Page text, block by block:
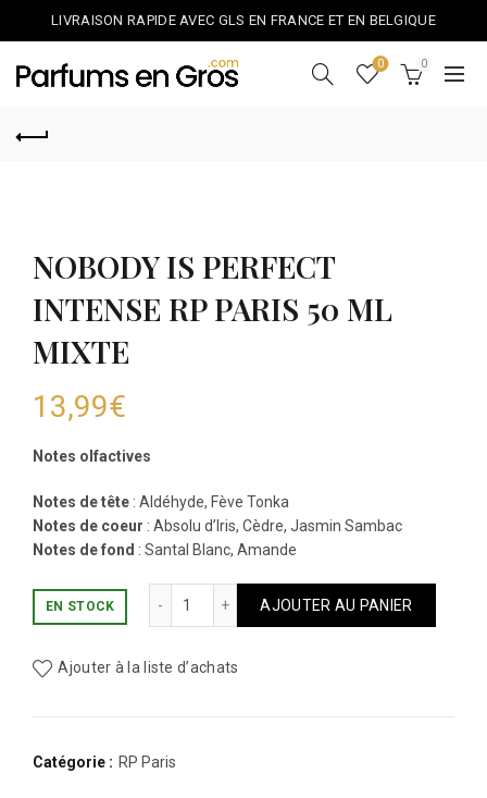
LIVRAISON RAPIDE AVEC GLS EN FRANCE ET EN BELGIQUE
0 0
NOBODY IS PERFECT
INTENSE RP PARIS 50 ML
MIXTE
13,99€
Notes olfactives
Notes de tête : Aldéhyde, Fève Tonka
Notes de coeur : Absolu d’Iris, Cèdre, Jasmin Sambac
Notes de fond : Santal Blanc, Amande
EN STOCK AJOUTER AU PANIER
Ajouter à la liste d’achats
Catégorie : RP Paris